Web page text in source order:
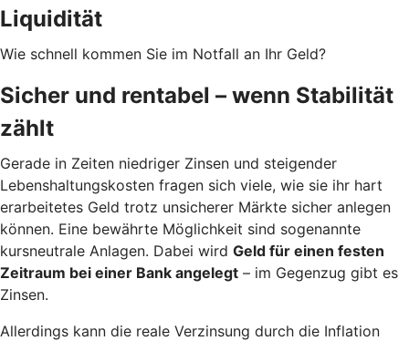
Liquidität
Wie schnell kommen Sie im Notfall an Ihr Geld?
Sicher und rentabel – wenn Stabilität
zählt
Gerade in Zeiten niedriger Zinsen und steigender
Lebenshaltungskosten fragen sich viele, wie sie ihr hart
erarbeitetes Geld trotz unsicherer Märkte sicher anlegen
können. Eine bewährte Möglichkeit sind sogenannte
kursneutrale Anlagen. Dabei wird Geld für einen festen
Zeitraum bei einer Bank angelegt – im Gegenzug gibt es
Zinsen.
Allerdings kann die reale Verzinsung durch die Inflation